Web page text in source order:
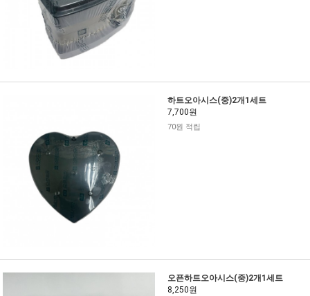
하트오아시스(중)2개1세트
7,700원
70원 적립
오픈하트오아시스(중)2개1세트
8,250원